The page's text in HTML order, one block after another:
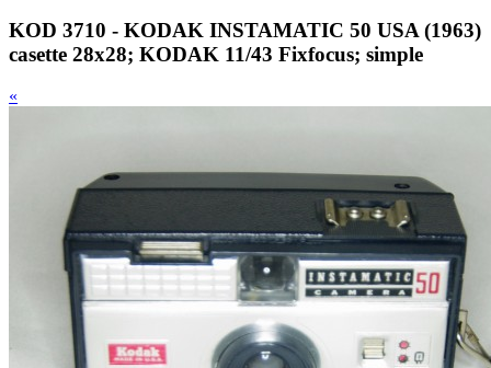
KOD 3710 - KODAK INSTAMATIC 50 USA (1963)
casette 28x28; KODAK 11/43 Fixfocus; simple
«